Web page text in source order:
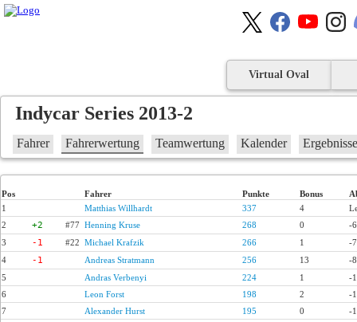
Virtual Oval
Indycar Series 2013-2
Fahrer Fahrerwertung Teamwertung Kalender Ergebnisse
Pos Fahrer Punkte Bonus
1
Matthias Willhardt 337 4
2
+2 #77 Henning Kruse 268 0
-
3
-1 #22 Michael Krafzik 266 1
-
4
-1 Andreas Stratmann 256 13
-
5
Andras Verbenyi 224 1
-
6
Leon Forst 198 2
-
7
Alexander Hurst 195 0
-